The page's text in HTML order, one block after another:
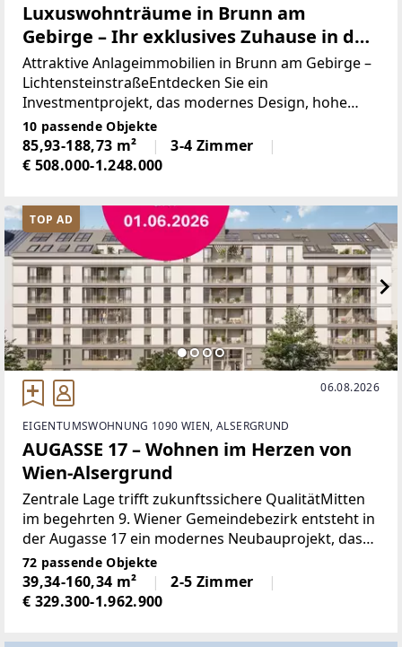
Luxuswohnträume in Brunn am
Gebirge – Ihr exklusives Zuhause in der
Lichtensteinstraße
Attraktive Anlageimmobilien in Brunn am Gebirge –
LichtensteinstraßeEntdecken Sie ein
Investmentprojekt, das modernes Design, hohe
Bauqualität und naturnahe Ruhe vereint. In der
Lichtensteinstraße, am Rand der idyllischen Stadt
Brunn am Gebirge,
10 passende Objekte
85,93-188,73 m²
3-4 Zimmer
€ 508.000-1.248.000
TOP AD
06.08.2026
EIGENTUMSWOHNUNG 1090 WIEN, ALSERGRUND
AUGASSE 17 – Wohnen im Herzen von
Wien-Alsergrund
Zentrale Lage trifft zukunftssichere QualitätMitten
im begehrten 9. Wiener Gemeindebezirk entsteht in
der Augasse 17 ein modernes Neubauprojekt, das
urbanes Leben, nachhaltige Bauweise und
durchdachte Grundrisse perfekt vereint.Insgesamt
entstehen
72 passende Objekte
39,34-160,34 m²
2-5 Zimmer
€ 329.300-1.962.900